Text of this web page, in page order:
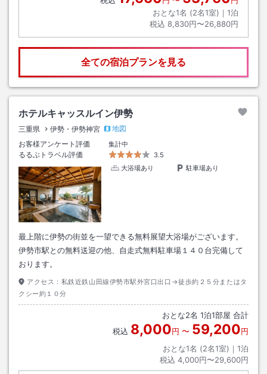
おとな1名 (2名1室)｜ 1泊
税込 8,830円〜26,880円
全ての宿泊プランを見る
ホテルキャッスルイン伊勢
三重県 伊勢・伊勢神宮
地図
お客様アンケート評価
集計中
るるぶトラベル評価
3.5
大浴場あり
駐車場あり
最上階に伊勢の街並を一望できる無料展望大浴場がございます。
伊勢市駅との無料送迎の他、自走式無料駐車場１４０台完備して
おります。
アクセス： 私鉄近鉄山田線伊勢市駅外宮口出口→徒歩約２５分またはタ
クシー約１０分
おとな2名 1泊1部屋 合計
税込 8,000円 〜 59,200円
おとな1名 (2名1室)｜ 1泊
税込 4,000円〜29,600円